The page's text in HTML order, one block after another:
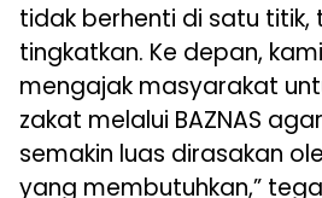
tidak berhenti di satu
tingkatkan. Ke depan,
mengajak masyarakat
zakat melalui BAZNAS
semakin luas dirasakan
yang membutuhkan,”